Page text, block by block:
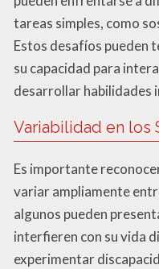
tareas simples, como
Estos desafíos pueden
su capacidad para
desarrollar habilidades
Variabilidad en los
Es importante
variar ampliamente
algunos pueden
interfieren con su vida
experimentar